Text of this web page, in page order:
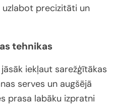
precizitāti un
tehnikas
iekļaut sarežģītākas
serves un augšējā
prasa labāku izpratni